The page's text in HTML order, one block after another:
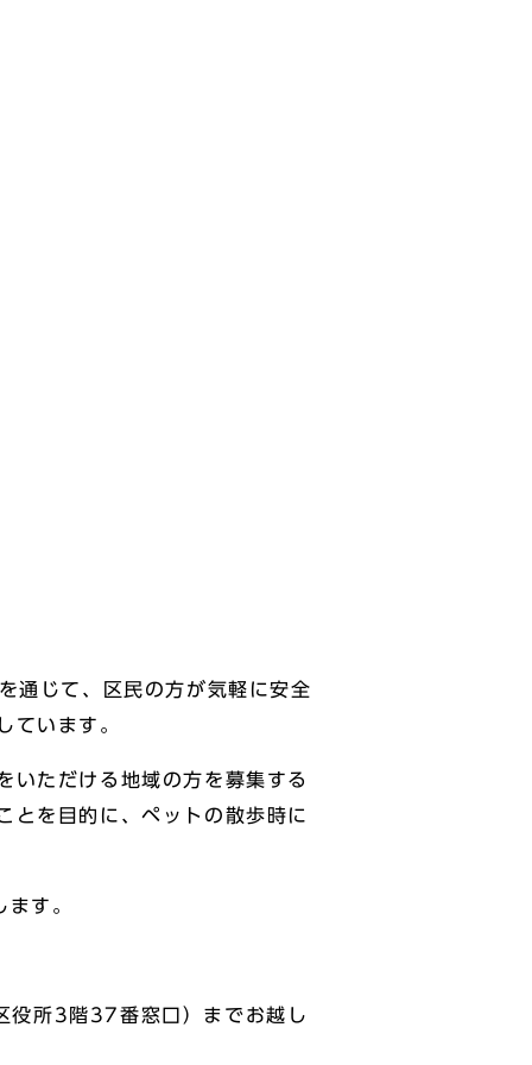
通じて、区民の方が気軽に安全
ています。
いただける地域の方を募集する
とを目的に、ペットの散歩時に
す。
役所3階37番窓口）までお越し